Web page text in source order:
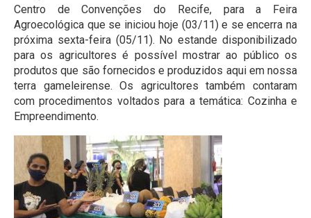
Centro de Convenções do Recife, para a Feira
Agroecológica que se iniciou hoje (03/11) e se encerra na
próxima sexta-feira (05/11). No estande disponibilizado
para os agricultores é possível mostrar ao público os
produtos que são fornecidos e produzidos aqui em nossa
terra gameleirense. Os agricultores também contaram
com procedimentos voltados para a temática: Cozinha e
Empreendimento.